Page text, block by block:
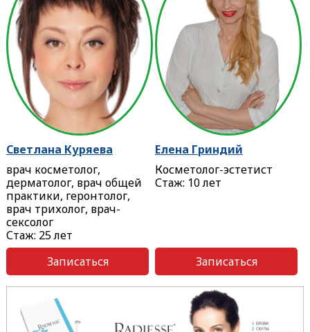
Светлана Куряева
врач косметолог,
дерматолог, врач общей
практики, геронтолог,
врач трихолог, врач-
сексолог
Стаж: 25 лет
Записаться
Елена Гриндий
Косметолог-эстетист
Стаж: 10 лет
Записаться